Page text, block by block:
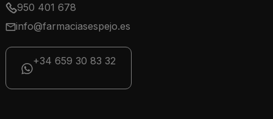
950 401 678
info@farmaciasespejo.es
+34 659 30 83 32